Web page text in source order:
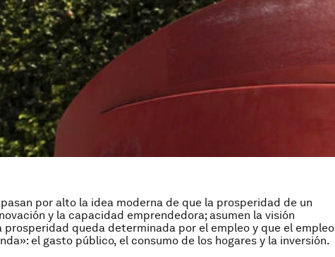
por alto la idea moderna de que la prosperidad de un
y la capacidad emprendedora; asumen la visión
prosperidad queda determinada por el empleo y que el empleo
el gasto público, el consumo de los hogares y la inversión.